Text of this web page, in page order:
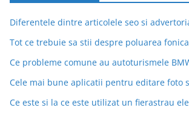
Diferentele dintre articolele seo si
Tot ce trebuie sa stii despre poluarea fonica
Ce probleme comune au autoturismele
Cele mai bune aplicatii pentru editare foto
Ce este si la ce este utilizat un fierastrau